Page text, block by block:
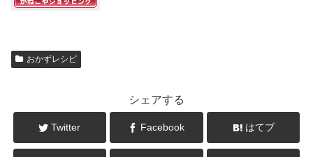
おかずレシピ
シェアする
Twitter Facebook はてブ